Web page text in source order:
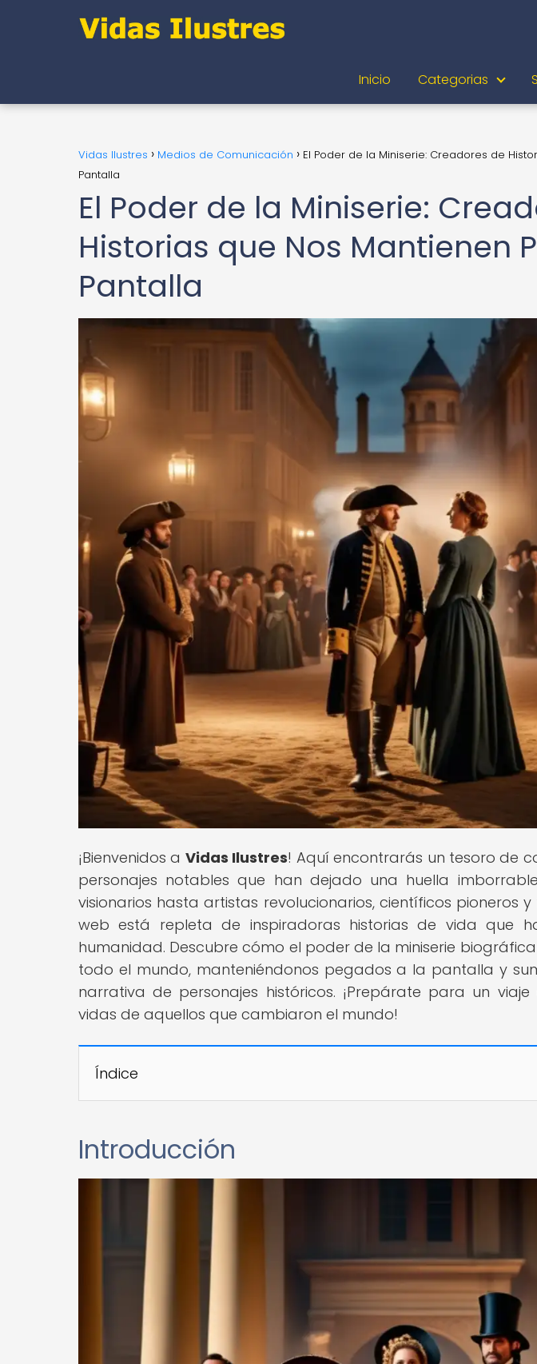
Inicio Categorias
Vidas Ilustres Medios de Comunicación
El Poder de la Miniserie: Creadores de
Pantalla
El Poder de la Miniserie:
Historias que Nos Mantienen
Pantalla
¡Bienvenidos a Vidas Ilustres! Aquí encontrarás un tesoro de
personajes notables que han dejado una huella
visionarios hasta artistas revolucionarios, científicos pioneros
web está repleta de inspiradoras historias de vida que
humanidad. Descubre cómo el poder de la miniserie
todo el mundo, manteniéndonos pegados a la pantalla y
narrativa de personajes históricos. ¡Prepárate para un
vidas de aquellos que cambiaron el mundo!
Índice
Introducción